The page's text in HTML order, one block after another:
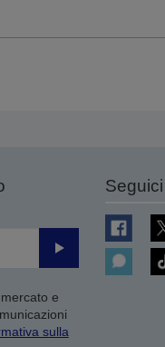
Invia
e
sulla
Seguici